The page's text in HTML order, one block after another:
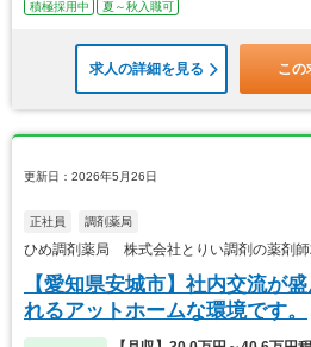
積極採用中
夏～秋入職可
求人の詳細を見る この
更新日：2026年5月26日
正社員 調剤薬局
ひめ調剤薬局 株式会社とりい調剤の薬剤師
【愛知県安城市】社内交流が
れるアットホームな環境です。